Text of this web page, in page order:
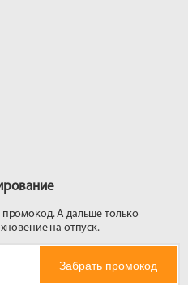
А дальше только
на отпуск.
Забрать промокод